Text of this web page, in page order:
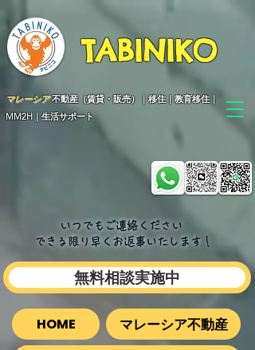
TABINIKO
マレーシア不動産（賃貸・販売）｜移住｜教育移住｜
MM2H｜生活サポート
いつでもご連絡ください
できる限り早くお返事いたします​！
無料相談実施中
HOME
マレーシア不動産